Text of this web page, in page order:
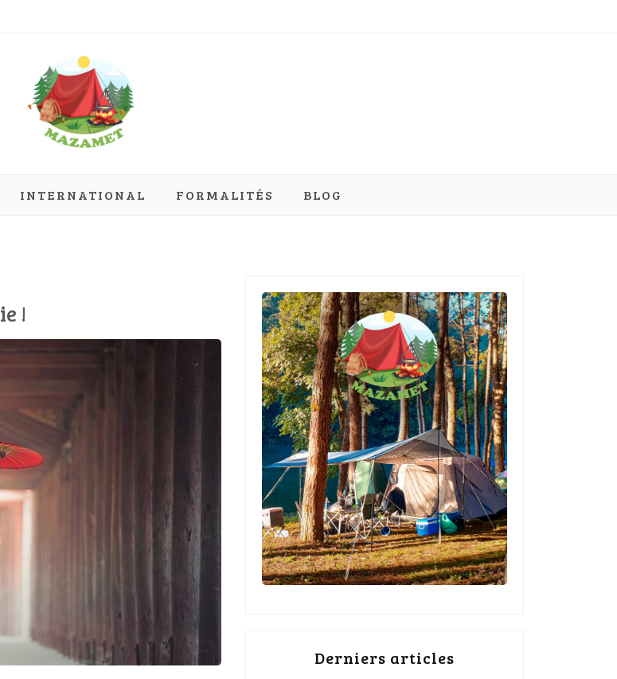
INTERNATIONAL FORMALITÉS BLOG
!
Derniers articles